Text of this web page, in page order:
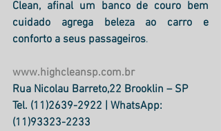
Clean, afinal um banco de couro bem
cuidado agrega beleza ao carro e
conforto a seus passageiros.
www.highcleansp.com.br
Rua Nicolau Barreto,22 Brooklin – SP
Tel. (11)2639-2922 | WhatsApp:
(11)93323-2233